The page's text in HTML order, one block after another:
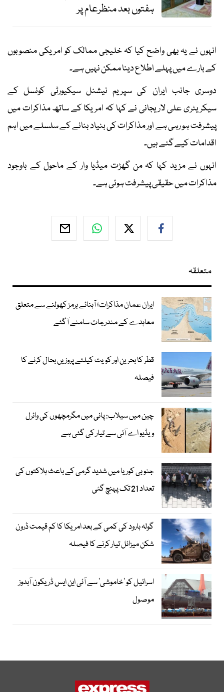
ہفتوں بعد منظرعام پر
انہوں نے یہ بھی واضح کیا کہ خلیجی ممالک کو امریکی منصوبوں
کے بارے میں پہلے اطلاع دینا ممکن نہیں ہے۔
دوسری جانب ایران کی سپریم نیشنل سیکیورٹی کونسل کے
سیکریٹری علی لاریجانی نے کہا کہ امریکا کے ساتھ مذاکرات میں
پیشرفت ہو رہی ہے اور مذاکرات کی بنیاد بنانے کے سلسلے میں اہم
اقدامات کیے گئے ہیں۔
انہوں نے مزید کہا کہ من گھڑت میڈیا وار کے ماحول کے باوجود
مذاکرات میں حقیقی پیشرفت ہوئی ہے۔
متعلقہ
ایران عمان مذاکرات؛ آبنائے ہرمز کھولنے سے متعلق
معاہدے کے مندرجات سامنے آگئے
قطر کا بحرین اور کویت کیلئے پروزیں بحال کرنے کا
فیصلہ
چین میں سیلاب: پانی میں مگرمچھوں کی وائرل
ویڈیو اے آئی سے تیار کی گئی ہے
جنوبی کوریا میں شدید گرمی کے باعث ہلاکتوں کی
تعداد 21 تک پہنچ گئی
گولہ بارود کی کمی کے بعد امریکا کا کم قیمت ڈرون
شکن میزائل تیار کرنے کا فیصلہ
اسرائیل کو ’خاموشی‘ سے آئی این ایس ڈریکون آبدوز
موصول